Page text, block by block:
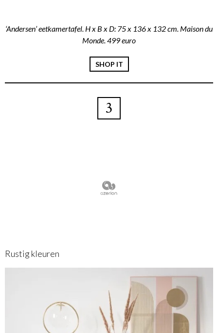
‘Andersen’ eetkamertafel. H x B x D: 75 x 136 x 132 cm. Maison du
Monde. 499 euro
SHOP IT
3
Rustig kleuren